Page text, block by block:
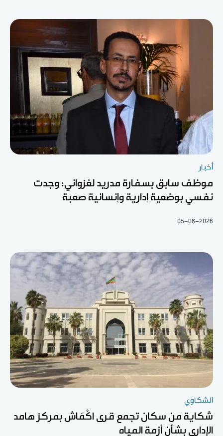
أخبار
موظف سابق بسفارة مدريد لغزواني: وجدت
نفسي بوضعية إدارية وإنسانية صعبة
05-06-2026
الشكاوي
شكاية من سكان تجمع قرى اكْمَاش بمركز هامد
الإداري بشأن أزمة المياه